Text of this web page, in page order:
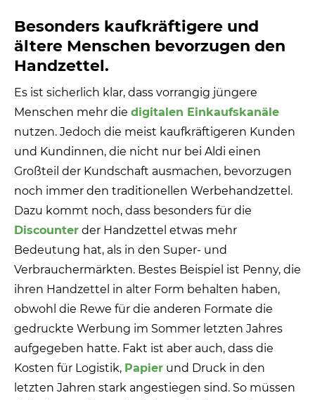
Besonders kaufkräftigere und
ältere Menschen bevorzugen den
Handzettel.
Es ist sicherlich klar, dass vorrangig jüngere
Menschen mehr die digitalen Einkaufskanäle
nutzen. Jedoch die meist kaufkräftigeren Kunden
und Kundinnen, die nicht nur bei Aldi einen
Großteil der Kundschaft ausmachen, bevorzugen
noch immer den traditionellen Werbehandzettel.
Dazu kommt noch, dass besonders für die
Discounter der Handzettel etwas mehr
Bedeutung hat, als in den Super- und
Verbrauchermärkten. Bestes Beispiel ist Penny, die
ihren Handzettel in alter Form behalten haben,
obwohl die Rewe für die anderen Formate die
gedruckte Werbung im Sommer letzten Jahres
aufgegeben hatte. Fakt ist aber auch, dass die
Kosten für Logistik, Papier und Druck in den
letzten Jahren stark angestiegen sind. So müssen